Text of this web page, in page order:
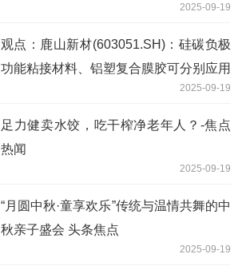
2025-09-19
观点：鹿山新材(603051.SH)：硅碳负极
功能粘接材料、铝塑复合膜胶可分别应用
于固态锂电池中硅基负极极片、铝塑膜的
复合粘接
2025-09-19
足力健卖水饺，吃干榨净老年人？-焦点
热闻
2025-09-19
“月圆中秋·童享欢乐”传统与温情共舞的中
秋亲子盛会 头条焦点
2025-09-19